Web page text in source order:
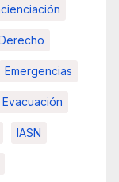
Emergencias
Evacuación
IASN